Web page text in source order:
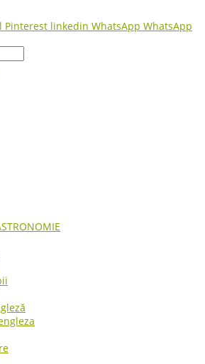
Pinterest linkedin WhatsApp WhatsApp